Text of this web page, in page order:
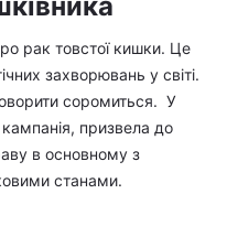
рак товстої кишки. Це
захворювань у світі.
соромиться. У
призвела до
в основному з
станами.